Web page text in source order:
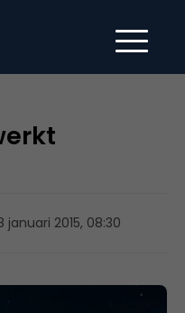
januari 2015, 08:30